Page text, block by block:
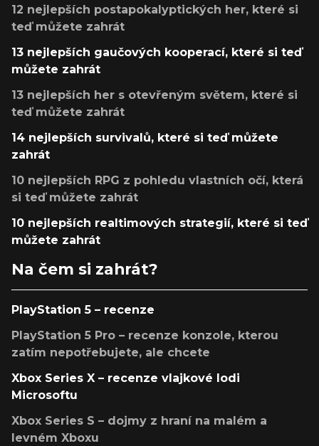
12 nejlepších postapokalyptických her, které si
teď můžete zahrát
13 nejlepších gaučových kooperací, které si teď
můžete zahrát
13 nejlepších her s otevřeným světem, které si
teď můžete zahrát
14 nejlepších survivalů, které si teď můžete
zahrát
10 nejlepších RPG z pohledu vlastních očí, která
si teď můžete zahrát
10 nejlepších realtimových strategií, které si teď
můžete zahrát
Na čem si zahrát?
PlayStation 5 – recenze
PlayStation 5 Pro – recenze konzole, kterou
zatím nepotřebujete, ale chcete
Xbox Series X – recenze vlajkové lodi
Microsoftu
Xbox Series S – dojmy z hraní na malém a
levném Xboxu